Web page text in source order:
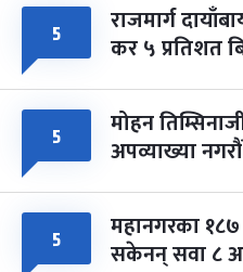
५ राजमार्ग
कर ५ प्रतिशत
५ मोहन
अपव्याख्या नगरौं
५ महानगरका
सकेनन् सवा ८